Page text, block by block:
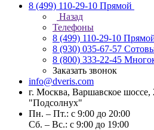
8 (499) 110-29-10 Прямой
Назад
Телефоны
8 (499) 110-29-10
8 (930) 035-67-57
8 (800) 333-22-45
Заказать звонок
info@dveris.com
г. Москва, Варшавское
"Подсолнух"
Пн. – Пт.: с 9:00 до 20:00
Сб. – Вс.: с 9:00 до 19:00